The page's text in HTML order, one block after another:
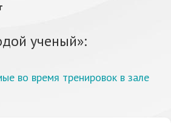
ученый»:
во время тренировок в зале